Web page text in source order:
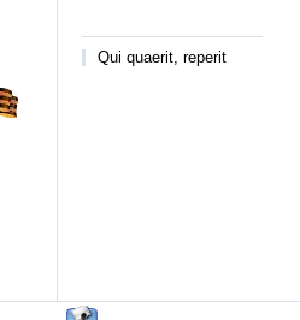
Qui quaerit, reperit